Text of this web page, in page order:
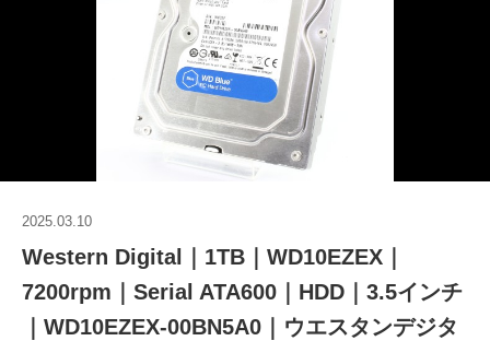
2025.03.10
Western Digital｜1TB｜WD10EZEX｜
7200rpm｜Serial ATA600｜HDD｜3.5インチ
｜WD10EZEX-00BN5A0｜ウエスタンデジタ